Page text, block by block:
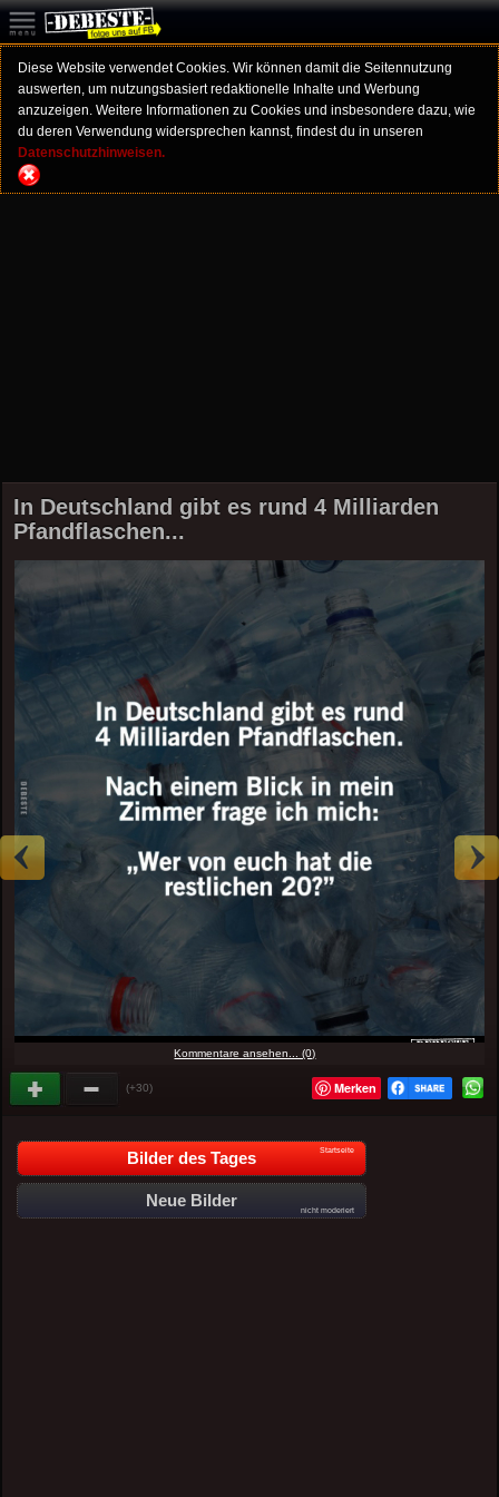
Diese Website verwendet Cookies. Wir können damit die Seitennutzung
auswerten, um nutzungsbasiert redaktionelle Inhalte und Werbung
anzuzeigen. Weitere Informationen zu Cookies und insbesondere dazu, wie
du deren Verwendung widersprechen kannst, findest du in unseren
Datenschutzhinweisen.
In Deutschland gibt es rund 4 Milliarden
Pfandflaschen...
Kommentare ansehen... (0)
(+30) Merken
Bilder des Tages Startseite
Neue Bilder
nicht moderiert